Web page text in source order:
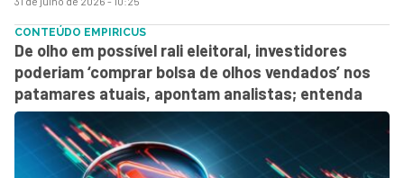
CONTEÚDO EMPIRICUS
De olho em possível rali eleitoral, investidores
poderiam ‘comprar bolsa de olhos vendados’ nos
patamares atuais, apontam analistas; entenda